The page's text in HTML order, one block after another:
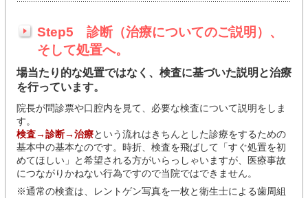
Step5 診断（治療についてのご説明）、
そして処置へ。
場当たり的な処置ではなく、検査に基づいた説明と治療
を行っています。
院長が問診票や口腔内を見て、必要な検査について説明をしま
す。
検査→診断→治療という流れはきちんとした診療をするための
基本中の基本なのです。時折、検査を飛ばして「すぐ処置を初
めてほしい」と希望される方がいらっしゃいますが、医療事故
につながりかねない行為ですので当院ではできません。
※通常の検査は、レントゲン写真を一枚と衛生士による歯周組